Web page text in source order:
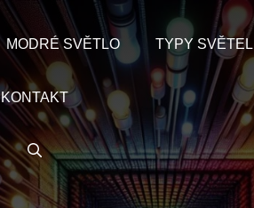
MODRÉ SVĚTLO TYPY SVĚTEL
KONTAKT